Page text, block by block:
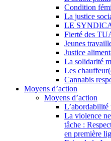
Condition
La justice
LE
Fierté des
Jeunes
Justice
La solidarité
Les
Cannabis
Moyens d’action
Moyens d’action
L’abordabilité
La violence
tâche :
en première